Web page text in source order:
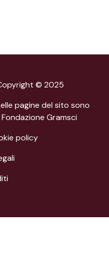
© 2025
pagine del sito sono
Gramsci
policy